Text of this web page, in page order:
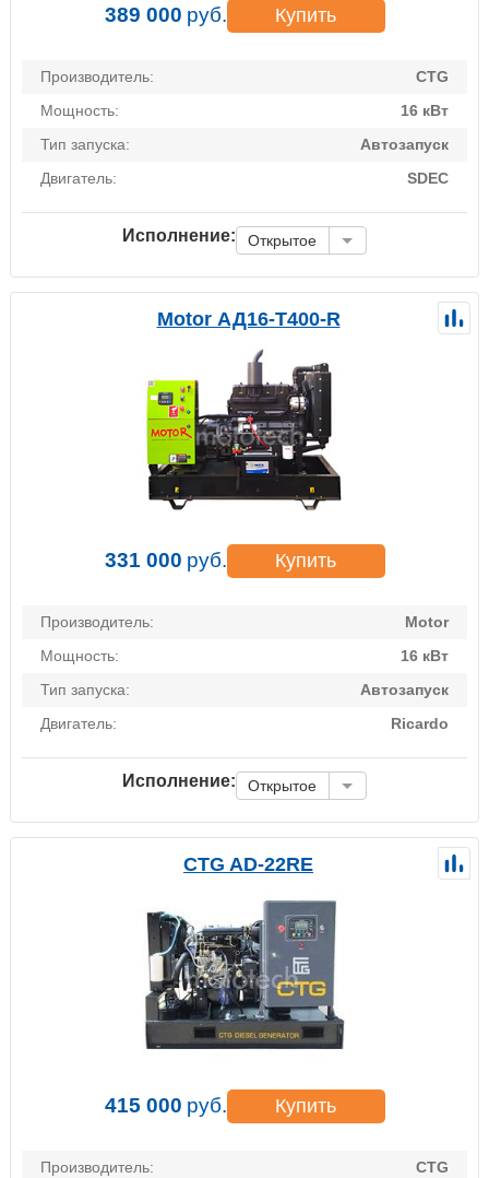
389 000 руб. Купить
Производитель:
CTG
Мощность:
16 кВт
Тип запуска:
Автозапуск
Двигатель:
SDEC
Исполнение: Открытое
Motor АД16-Т400-R
331 000 руб. Купить
Производитель:
Motor
Мощность:
16 кВт
Тип запуска:
Автозапуск
Двигатель:
Ricardo
Исполнение: Открытое
CTG AD-22RE
415 000 руб. Купить
Производитель:
CTG